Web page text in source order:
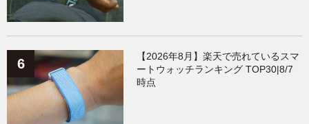
【2026年8月】楽天で売れているスマ
ートウォッチランキング TOP30|8/7
時点